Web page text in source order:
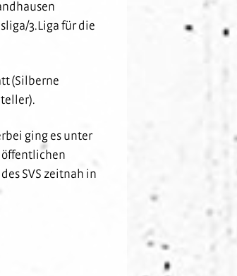
3.Liga für die
(Silberne
ging es unter
öffentlichen
SVS zeitnah in